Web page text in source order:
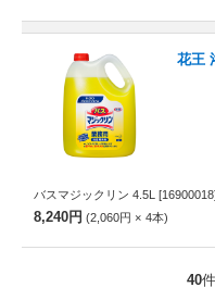
花王
バスマジックリン 4.5L [16900018]
8,240円 2,060円 4本
40